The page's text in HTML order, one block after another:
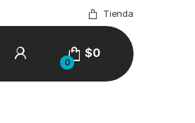
Tienda
0
$0